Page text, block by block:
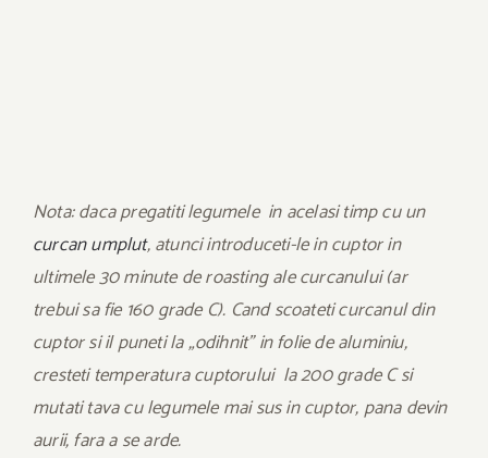
Nota: daca pregatiti legumele in acelasi timp cu un
curcan umplut, atunci introduceti-le in cuptor in
ultimele 30 minute de roasting ale curcanului (ar
trebui sa fie 160 grade C). Cand scoateti curcanul din
cuptor si il puneti la „odihnit” in folie de aluminiu,
cresteti temperatura cuptorului la 200 grade C si
mutati tava cu legumele mai sus in cuptor, pana devin
aurii, fara a se arde.